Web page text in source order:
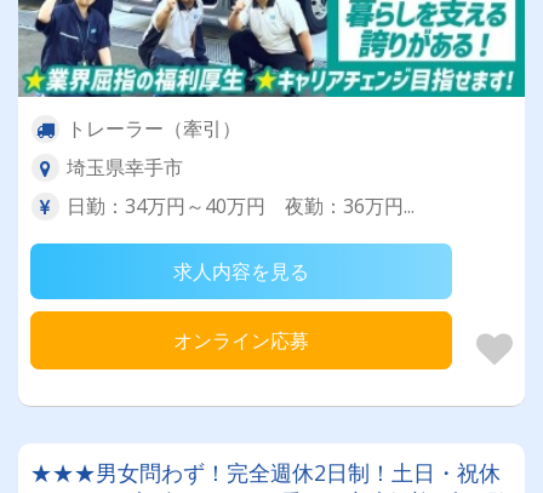
トレーラー（牽引）
埼玉県幸手市
日勤：34万円～40万円 夜勤：36万円...
求人内容を見る
オンライン応募
★★★男女問わず！完全週休2日制！土日・祝休